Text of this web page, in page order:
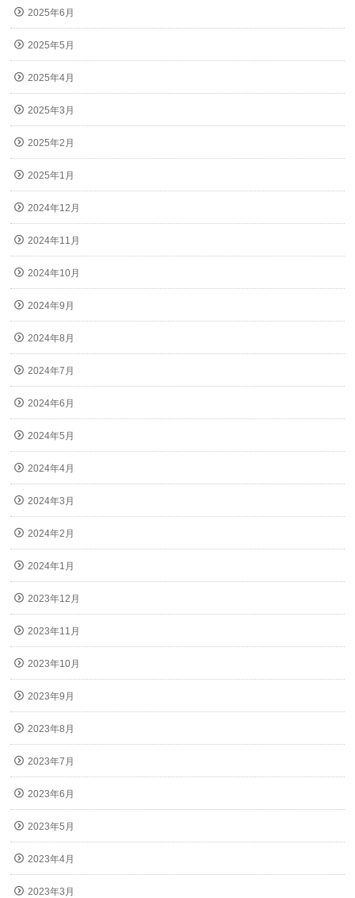
2025年6月
2025年5月
2025年4月
2025年3月
2025年2月
2025年1月
2024年12月
2024年11月
2024年10月
2024年9月
2024年8月
2024年7月
2024年6月
2024年5月
2024年4月
2024年3月
2024年2月
2024年1月
2023年12月
2023年11月
2023年10月
2023年9月
2023年8月
2023年7月
2023年6月
2023年5月
2023年4月
2023年3月